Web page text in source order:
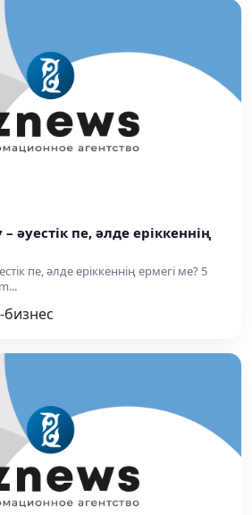
әуестік пе, әлде еріккеннің
пе, әлде еріккеннің ермегі ме? 5